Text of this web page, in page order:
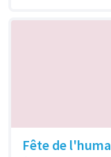
Fête de